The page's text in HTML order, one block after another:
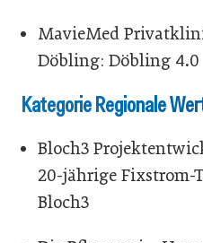
MavieMed
Döbling: Döbling 4.0
Kategorie Regionale
Bloch3
20-jährige Fixstrom-
Bloch3